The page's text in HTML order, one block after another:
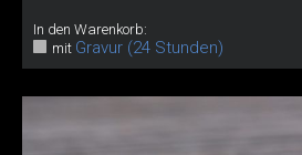
In den Warenkorb:
mit Gravur (24 Stunden)